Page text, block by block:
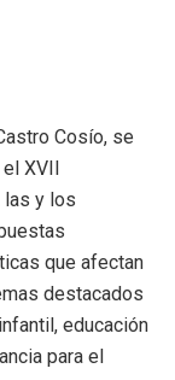
Cosío, se
XVII
las y los
que afectan
destacados
educación
para el